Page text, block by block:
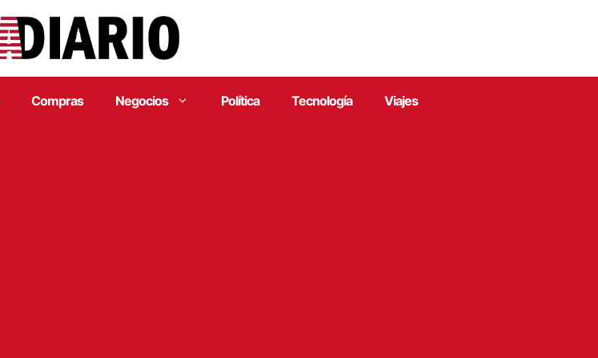
Compras Negocios Política Tecnología Viajes